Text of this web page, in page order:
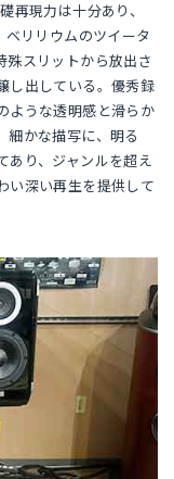
再現力は十分あり、
リリウムのツイータ
殊スリットから放出さ
し出している。優秀録
ような透明感と滑らか
細かな描写に、明る
あり、ジャンルを超え
い深い再生を提供して